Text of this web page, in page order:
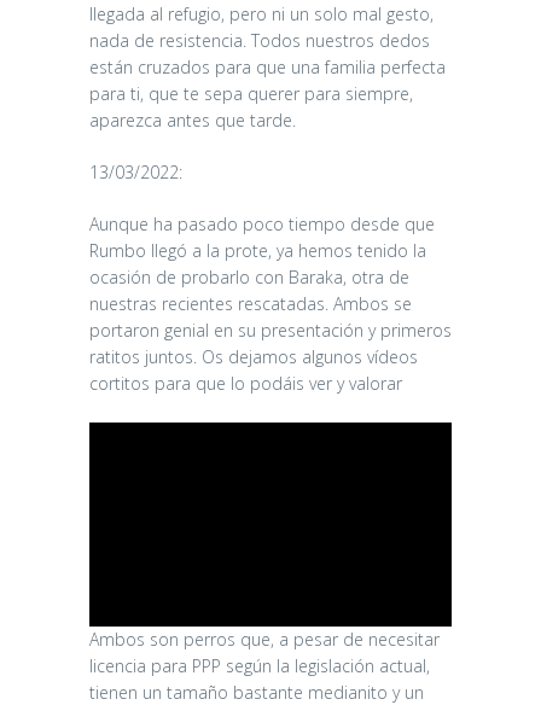
llegada al refugio, pero ni un solo mal gesto,
nada de resistencia. Todos nuestros dedos
están cruzados para que una familia perfecta
para ti, que te sepa querer para siempre,
aparezca antes que tarde.
13/03/2022:
Aunque ha pasado poco tiempo desde que
Rumbo llegó a la prote, ya hemos tenido la
ocasión de probarlo con Baraka, otra de
nuestras recientes rescatadas. Ambos se
portaron genial en su presentación y primeros
ratitos juntos. Os dejamos algunos vídeos
cortitos para que lo podáis ver y valorar
Ambos son perros que, a pesar de necesitar
licencia para PPP según la legislación actual,
tienen un tamaño bastante medianito y un